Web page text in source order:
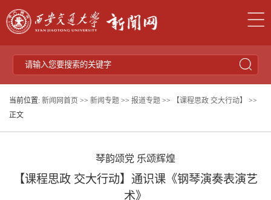
当前位置: 新闻网首页 >> 新闻专题 >> 报道专题 >> 【课程思政 交大行动】
>>
正文
琴韵颂党 乐颂辉煌
【课程思政 交大行动】通识课《钢琴演奏表演艺
术》